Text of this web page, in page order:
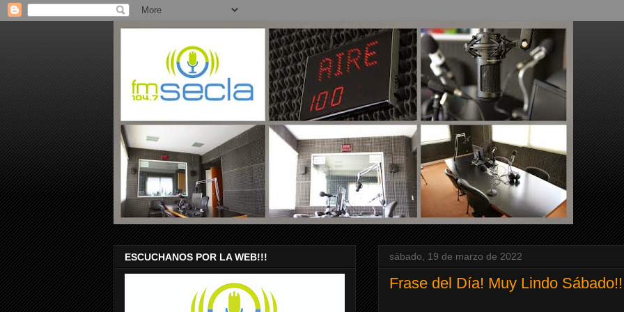
sábado, 19 de marzo de 2022
Frase del Día! Muy Lindo
ESCUCHANOS POR LA WEB!!!